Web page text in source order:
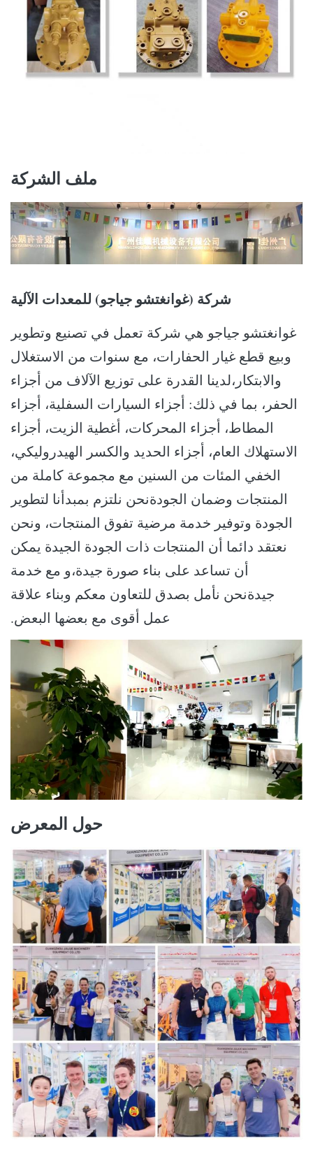
ملف الشركة
شركة (غوانغتشو جياجو) للمعدات الآلية
غوانغتشو جياجو هي شركة تعمل في تصنيع وتطوير
وبيع قطع غيار الحفارات، مع سنوات من الاستغلال
والابتكار،لدينا القدرة على توزيع الآلاف من أجزاء
الحفر، بما في ذلك: أجزاء السيارات السفلية، أجزاء
المطاط، أجزاء المحركات، أغطية الزيت، أجزاء
الاستهلاك العام، أجزاء الحديد والكسر الهيدروليكي،
الخفي المئات من السنين مع مجموعة كاملة من
المنتجات وضمان الجودةنحن نلتزم بمبدأنا لتطوير
الجودة وتوفير خدمة مرضية تفوق المنتجات، ونحن
نعتقد دائما أن المنتجات ذات الجودة الجيدة يمكن
أن تساعد على بناء صورة جيدة،و مع خدمة
جيدةنحن نأمل بصدق للتعاون معكم وبناء علاقة
عمل أقوى مع بعضها البعض.
حول المعرض